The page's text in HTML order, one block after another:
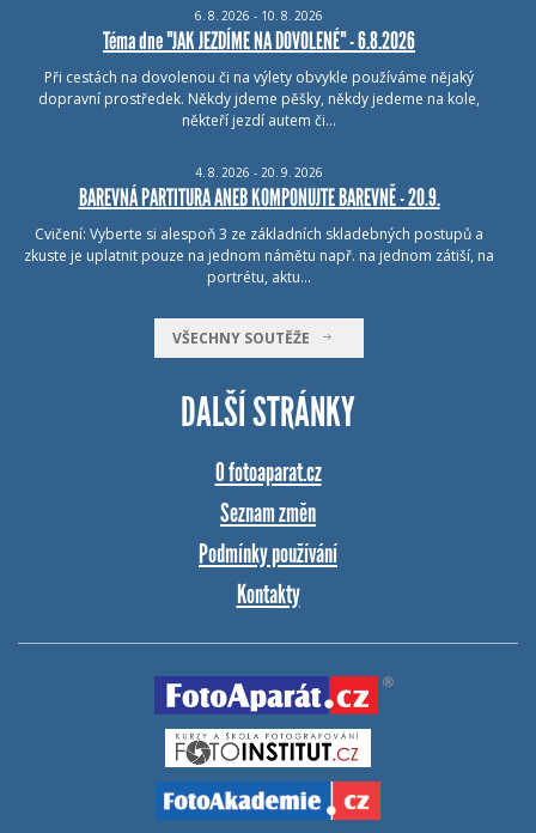
6. 8. 2026 - 10. 8. 2026
Téma dne "JAK JEZDÍME NA DOVOLENÉ" - 6.8.2026
Při cestách na dovolenou či na výlety obvykle používáme nějaký
dopravní prostředek. Někdy jdeme pěšky, někdy jedeme na kole,
někteří jezdí autem či…
4. 8. 2026 - 20. 9. 2026
BAREVNÁ PARTITURA ANEB KOMPONUJTE BAREVNĚ - 20.9.
Cvičení: Vyberte si alespoň 3 ze základních skladebných postupů a
zkuste je uplatnit pouze na jednom námětu např. na jednom zátiší, na
portrétu, aktu…
VŠECHNY SOUTĚŽE
DALŠÍ STRÁNKY
O fotoaparat.cz
Seznam změn
Podmínky používání
Kontakty